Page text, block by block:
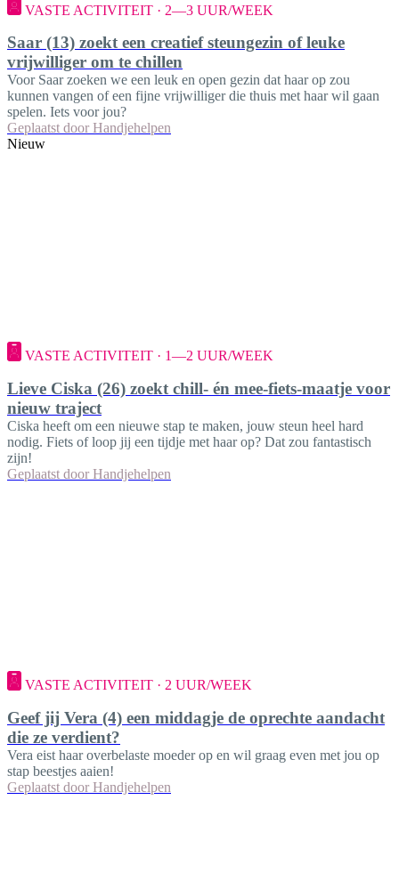
VASTE ACTIVITEIT · 2—3 UUR/WEEK
Saar (13) zoekt een creatief steungezin of leuke
vrijwilliger om te chillen
Voor Saar zoeken we een leuk en open gezin dat haar op zou
kunnen vangen of een fijne vrijwilliger die thuis met haar wil gaan
spelen. Iets voor jou?
Geplaatst door Handjehelpen
Nieuw
VASTE ACTIVITEIT · 1—2 UUR/WEEK
Lieve Ciska (26) zoekt chill- én mee-fiets-maatje voor
nieuw traject
Ciska heeft om een nieuwe stap te maken, jouw steun heel hard
nodig. Fiets of loop jij een tijdje met haar op? Dat zou fantastisch
zijn!
Geplaatst door Handjehelpen
VASTE ACTIVITEIT · 2 UUR/WEEK
Geef jij Vera (4) een middagje de oprechte aandacht
die ze verdient?
Vera eist haar overbelaste moeder op en wil graag even met jou op
stap beestjes aaien!
Geplaatst door Handjehelpen